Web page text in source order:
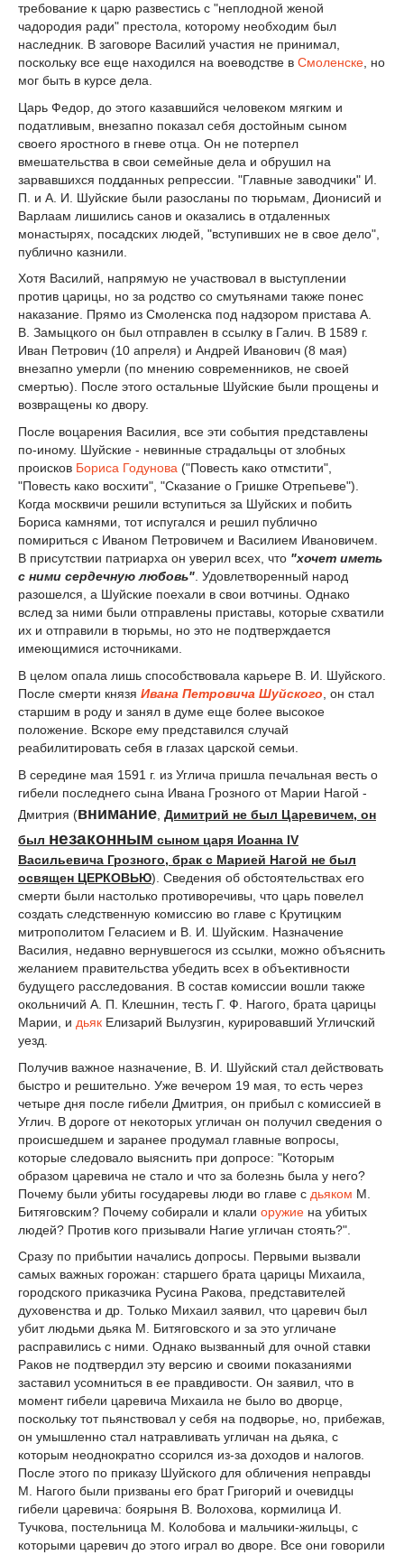
требование к царю развестись с "неплодной женой
чадородия ради" престола, которому необходим был
наследник. В заговоре Василий участия не принимал,
поскольку все еще находился на воеводстве в Смоленске , но
мог быть в курсе дела.
Царь Федор, до этого казавшийся человеком мягким и
податливым, внезапно показал себя достойным сыном
своего яростного в гневе отца. Он не потерпел
вмешательства в свои семейные дела и обрушил на
зарвавшихся подданных репрессии. "Главные заводчики" И.
П. и А. И. Шуйские были разосланы по тюрьмам, Дионисий и
Варлаам лишились санов и оказались в отдаленных
монастырях, посадских людей, "вступивших не в свое дело",
публично казнили.
Хотя Василий, напрямую не участвовал в выступлении
против царицы, но за родство со смутьянами также понес
наказание. Прямо из Смоленска под надзором пристава А.
В. Замыцкого он был отправлен в ссылку в Галич. В 1589 г.
Иван Петрович (10 апреля) и Андрей Иванович (8 мая)
внезапно умерли (по мнению современников, не своей
смертью). После этого остальные Шуйские были прощены и
возвращены ко двору.
После воцарения Василия, все эти события представлены
по-иному. Шуйские - невинные страдальцы от злобных
происков Бориса Годунова ("Повесть како отмстити",
"Повесть како восхити", "Сказание о Гришке Отрепьеве").
Когда москвичи решили вступиться за Шуйских и побить
Бориса камнями, тот испугался и решил публично
помириться с Иваном Петровичем и Василием Ивановичем.
В присутствии патриарха он уверил всех, что "хочет иметь
с ними сердечную любовь" . Удовлетворенный народ
разошелся, а Шуйские поехали в свои вотчины. Однако
вслед за ними были отправлены приставы, которые схватили
их и отправили в тюрьмы, но это не подтверждается
имеющимися источниками.
В целом опала лишь способствовала карьере В. И. Шуйского.
После смерти князя Ивана Петровича Шуйского , он стал
старшим в роду и занял в думе еще более высокое
положение. Вскоре ему представился случай
реабилитировать себя в глазах царской семьи.
В середине мая 1591 г. из Углича пришла печальная весть о
гибели последнего сына Ивана Грозного от Марии Нагой -
Дмитрия (внимание Димитрий не был Царевичем, он
был незаконным сыном царя Иоанна IV
Васильевича Грозного, брак с Марией Нагой не был
освящен ЦЕРКОВЬЮ). Сведения об обстоятельствах его
смерти были настолько противоречивы, что царь повелел
создать следственную комиссию во главе с Крутицким
митрополитом Геласием и В. И. Шуйским. Назначение
Василия, недавно вернувшегося из ссылки, можно объяснить
желанием правительства убедить всех в объективности
будущего расследования. В состав комиссии вошли также
окольничий А. П. Клешнин, тесть Г. Ф. Нагого, брата царицы
Марии, и дьяк Елизарий Вылузгин, курировавший Угличский
уезд.
Получив важное назначение, В. И. Шуйский стал действовать
быстро и решительно. Уже вечером 19 мая, то есть через
четыре дня после гибели Дмитрия, он прибыл с комиссией в
Углич. В дороге от некоторых угличан он получил сведения о
происшедшем и заранее продумал главные вопросы,
которые следовало выяснить при допросе: "Которым
образом царевича не стало и что за болезнь была у него?
Почему были убиты государевы люди во главе с дьяком М.
Битяговским? Почему собирали и клали оружие на убитых
людей? Против кого призывали Нагие угличан стоять?".
Сразу по прибытии начались допросы. Первыми вызвали
самых важных горожан: старшего брата царицы Михаила,
городского приказчика Русина Ракова, представителей
духовенства и др. Только Михаил заявил, что царевич был
убит людьми дьяка М. Битяговского и за это угличане
расправились с ними. Однако вызванный для очной ставки
Раков не подтвердил эту версию и своими показаниями
заставил усомниться в ее правдивости. Он заявил, что в
момент гибели царевича Михаила не было во дворце,
поскольку тот пьянствовал у себя на подворье, но, прибежав,
он умышленно стал натравливать угличан на дьяка, с
которым неоднократно ссорился из-за доходов и налогов.
После этого по приказу Шуйского для обличения неправды
М. Нагого были призваны его брат Григорий и очевидцы
гибели царевича: боярыня В. Волохова, кормилица И.
Тучкова, постельница М. Колобова и мальчики-жильцы, с
которыми царевич до этого играл во дворе. Все они говорили